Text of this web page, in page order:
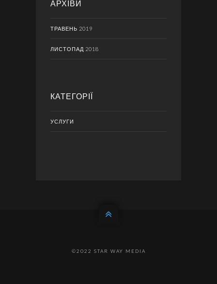
АРХІВИ
ТРАВЕНЬ 2019
ЛИСТОПАД 2018
КАТЕГОРІЇ
УСЛУГИ
©2022 STAR WAY MEDIA